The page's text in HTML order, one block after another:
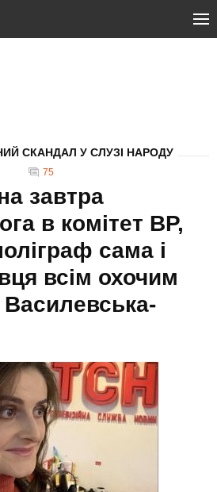
СКАНДАЛ У СЛУЗІ НАРОДУ
75
завтра
в комітет ВР,
сама і
всім охочим